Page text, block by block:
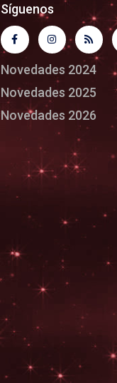
Síguenos
Novedades 2024
Novedades 2025
Novedades 2026